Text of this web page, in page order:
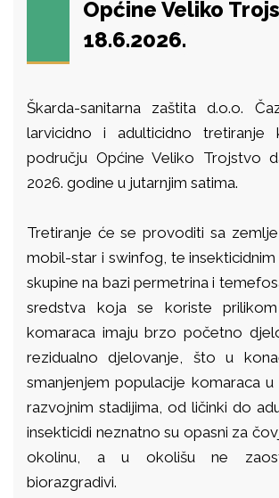
Općine Veliko
18.6.2026.
Škarda-sanitarna zaštita d.o.o.
larvicidno i adulticidno tretiranje
području Općine Veliko Trojstvo
2026. godine u jutarnjim satima.
Tretiranje će se provoditi sa
mobil-star i swinfog, te
skupine na bazi permetrina i
sredstva koja se koriste prilikom
komaraca imaju brzo početno
rezidualno djelovanje, što u
smanjenjem populacije komaraca u
razvojnim stadijima, od ličinki do
insekticidi neznatno su opasni za
okolinu, a u okolišu ne
biorazgradivi.